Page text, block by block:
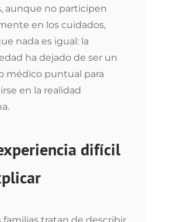
aunque no participen
en los cuidados,
nada es igual: la
ha dejado de ser un
médico puntual para
en la realidad
difícil